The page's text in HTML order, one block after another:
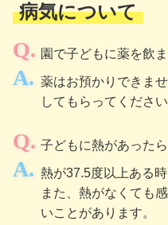
病気について
園で子どもに薬を飲
薬はお預かりできま
してもらってください
子どもに熱があった
熱が37.5度以上ある
また、熱がなくても
いことがあります。